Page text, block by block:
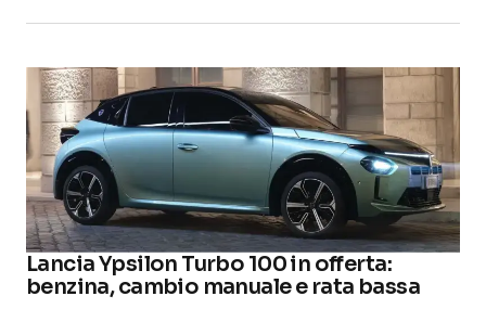
Lancia Ypsilon Turbo 100 in offerta:
benzina, cambio manuale e rata bassa